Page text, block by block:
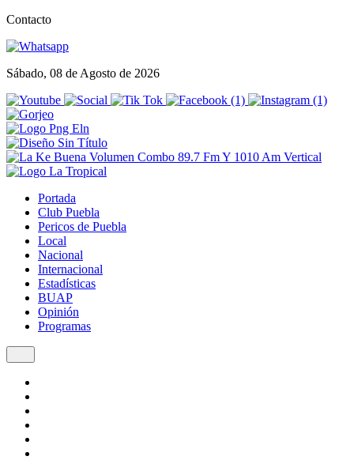
Contacto
Sábado, 08 de Agosto de 2026
Portada
Club Puebla
Pericos de Puebla
Local
Nacional
Internacional
Estadísticas
BUAP
Opinión
Programas